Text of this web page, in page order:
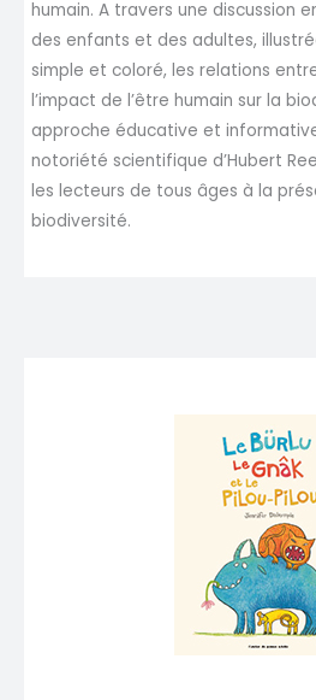
humain. A travers une discussion
des enfants et des adultes,
simple et coloré, les relations
l’impact de l’être humain sur la
approche éducative et
notoriété scientifique d’Hubert
les lecteurs de tous âges à la
biodiversité.